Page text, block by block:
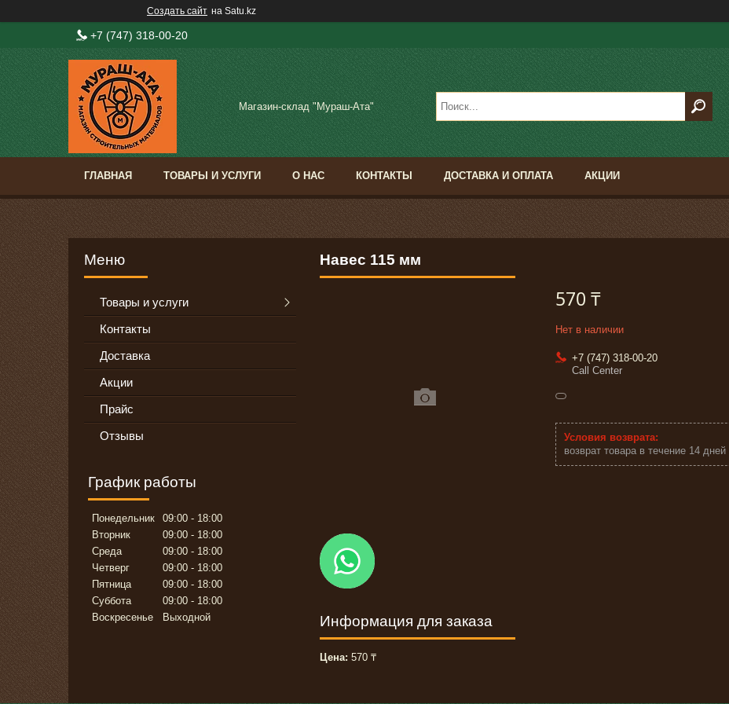
Создать сайт на Satu.kz
+7 (747) 318-00-20
Магазин-склад "Мураш-Ата"
ГЛАВНАЯ ТОВАРЫ И УСЛУГИ О НАС КОНТАКТЫ ДОСТАВКА И ОПЛАТА АКЦИИ
Навес 115 мм
570 ₸
Нет в наличии
+7 (747) 318-00-20
Call Center
возврат товара в течение 14 дней
Информация для заказа
Цена: 570 ₸
Товары и услуги
Контакты
Доставка
Акции
Прайс
Отзывы
График работы
Понедельник 09:00
18:00
Вторник
09:00
18:00
Среда
09:00
18:00
Четверг
09:00
18:00
Пятница
09:00
18:00
Суббота
09:00
18:00
Воскресенье
Выходной